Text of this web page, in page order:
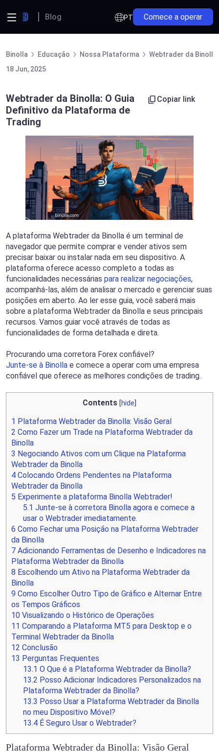
Blog PT Comece a operar
Binolla Educação Nossa Plataforma
Webtrader da
18 Jun, 2025
Webtrader da Binolla: O Guia
Definitivo da Plataforma de
Trading
Copiar link
A plataforma Webtrader da Binolla é um terminal de
navegador que permite comprar e vender ativos sem
precisar baixar ou instalar nada em seu dispositivo. A
plataforma oferece acesso completo a todas as
funcionalidades necessárias para realizar negociações,
acompanhá-las, além de analisar o mercado e gerenciar suas
posições em aberto. Ao ler esse guia, você saberá mais
sobre a plataforma Webtrader da Binolla e seus principais
recursos. Vamos guiar você através de todas as
funcionalidades de forma detalhada e direta.
Procurando uma corretora Forex confiável?
Junte-se à Binolla e comece a operar com uma empresa
confiável que oferece as melhores condições de trading.
Contents [hide
1 Plataforma Webtrader da Binolla: Visão Geral
2 Como Fazer um Trade na Plataforma Webtrader da
Binolla
3 Negociando Ativos com um Clique na Plataforma
Webtrader da Binolla
4 Colocando Ordens Pendentes na Plataforma
Webtrader da Binolla
5 Experimente a plataforma Binolla Webtrader!
5.1 Junte-se à corretora Binolla agora e comece a
usar o Webtrader imediatamente.
6 Como Fechar uma Posição na Plataforma Webtrader
da Binolla
7 Adicionando Ferramentas de Desenho e Indicadores na
Plataforma Webtrader da Binolla
8 Escolhendo um Ativo na Plataforma Webtrader da
Binolla
9 Como Escolher Outro Tipo de Gráfico e Alternar Entre
os Tempos Gráficos
10 Visualizando o Histórico de Operações
11 Comparando a Plataforma MT5 para Desktop e o
Terminal Webtrader da Binolla
12 Conclusão
13 Perguntas Frequentes
13.1 O Que é a Plataforma Webtrader da Binolla?
13.2 Posso Adicionar Indicadores Personalizados na
Plataforma Webtrader da Binolla?
13.3 Posso Usar a Plataforma Webtrader da Binolla
no meu Dispositivo Móvel?
13.4 É Seguro Usar o Webtrader?
Plataforma Webtrader da Binolla: Visão Geral